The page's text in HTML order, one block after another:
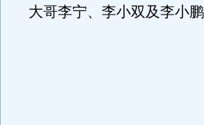
大哥李宁、李小双及李小